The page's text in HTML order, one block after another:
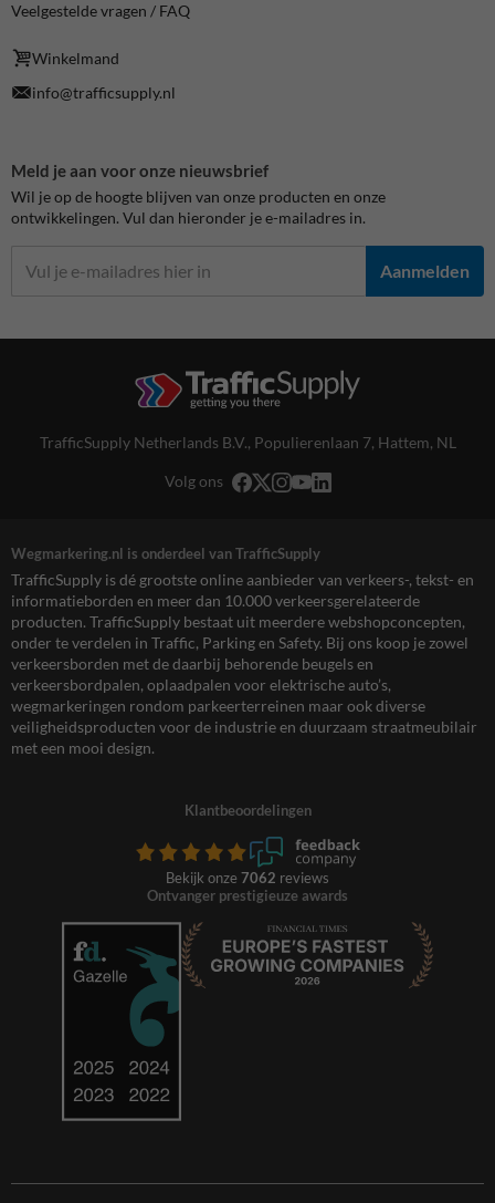
Veelgestelde vragen / FAQ
Winkelmand
info@trafficsupply.nl
Meld je aan voor onze nieuwsbrief
Wil je op de hoogte blijven van onze producten en onze
ontwikkelingen. Vul dan hieronder je e-mailadres in.
Aanmelden
TrafficSupply Netherlands B.V., Populierenlaan 7, Hattem, NL
Volg ons
Wegmarkering.nl is onderdeel van TrafficSupply
TrafficSupply is dé grootste online aanbieder van verkeers-, tekst- en
informatieborden en meer dan 10.000 verkeersgerelateerde
producten. TrafficSupply bestaat uit meerdere webshopconcepten,
onder te verdelen in Traffic, Parking en Safety. Bij ons koop je zowel
verkeersborden met de daarbij behorende beugels en
verkeersbordpalen, oplaadpalen voor elektrische auto’s,
wegmarkeringen rondom parkeerterreinen maar ook diverse
veiligheidsproducten voor de industrie en duurzaam straatmeubilair
met een mooi design.
Klantbeoordelingen
Bekijk onze 7062 reviews
Ontvanger prestigieuze awards